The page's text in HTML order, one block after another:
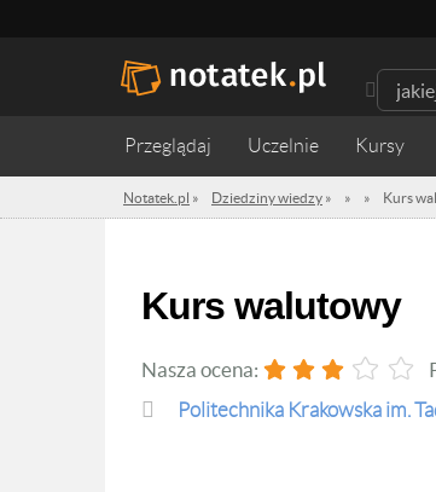
Przeglądaj Uczelnie Kursy
Notatek.pl » Dziedziny wiedzy » » » Kurs
Kurs walutowy
Nasza ocena:
Politechnika Krakowska im.